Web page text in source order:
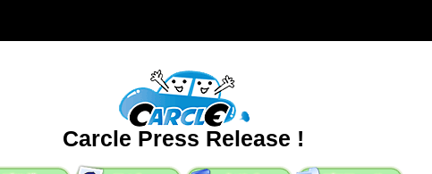
Carcle Press Release !